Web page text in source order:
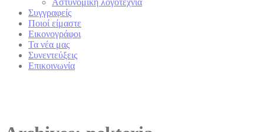
Αστυνομική λογοτεχνία
Συγγραφείς
Ποιοί είμαστε
Εικονογράφοι
Τα νέα μας
Συνεντεύξεις
Επικοινωνία